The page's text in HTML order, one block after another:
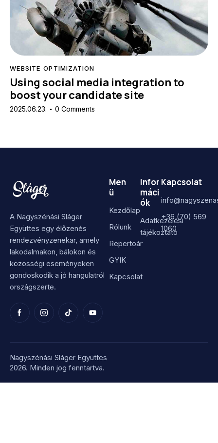
WEBSITE OPTIMIZATION
Using social media integration to
boost your candidate site
2025.06.23. 0 Comments
A Nagyszénási Sláger
Együttes egy élőzenés
rendezvényzenekar, amely
lakodalmakon, bálokon és
közösségi eseményeken
gondoskodik a jó hangulatról
országszerte.
Men
ü
Kezdőlap
Rólunk
Repertoár
GYIK
Kapcsolat
Infor
máci
ók
Adatkezelési
tájékoztató
Kapcsolat
+36 (70) 569
1060
Nagyszénási Sláger Együttes
2026. Minden jog fenntartva.